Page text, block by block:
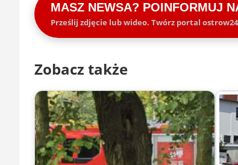
MASZ NEWSA? POINFORMUJ
Prześlij zdjęcie lub wideo. Twórz portal
Zobacz także